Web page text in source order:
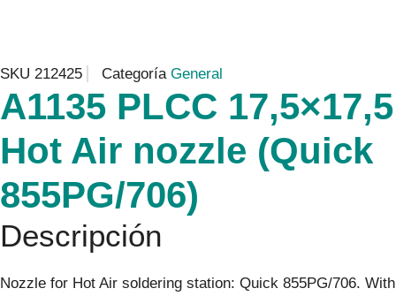
SKU 212425 Categoría General
A1135 PLCC 17,5×17,5
Hot Air nozzle (Quick
855PG/706)
Descripción
Nozzle for Hot Air soldering station: Quick 855PG/706. With